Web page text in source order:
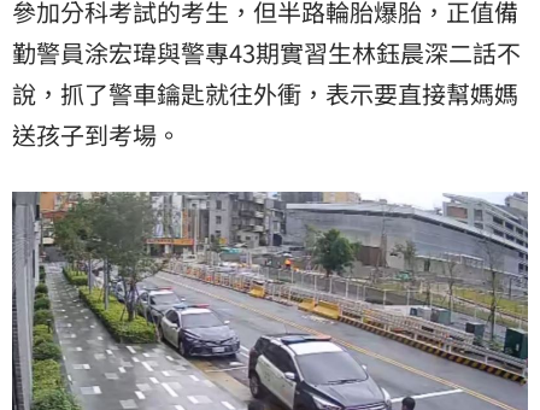
參加分科考試的考生，但半路輪胎爆胎，正值備
勤警員涂宏瑋與警專43期實習生林鈺晨深二話不
說，抓了警車鑰匙就往外衝，表示要直接幫媽媽
送孩子到考場。